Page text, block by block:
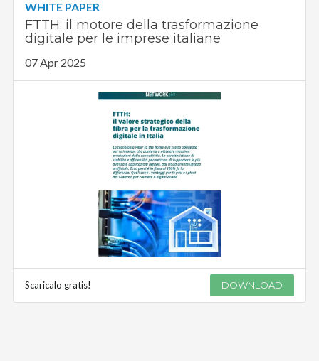
WHITE PAPER
FTTH: il motore della trasformazione
digitale per le imprese italiane
07 Apr 2025
Scaricalo gratis! DOWNLOAD